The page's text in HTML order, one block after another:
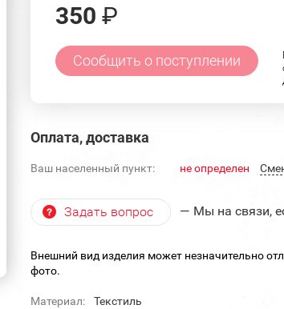
350 ₽
Сообщить о поступлении
Оплата, доставка
Ваш населенный пункт: не определен
Задать вопрос — Мы на связи,
Внешний вид изделия может незначительно
фото.
Материал:
Текстиль